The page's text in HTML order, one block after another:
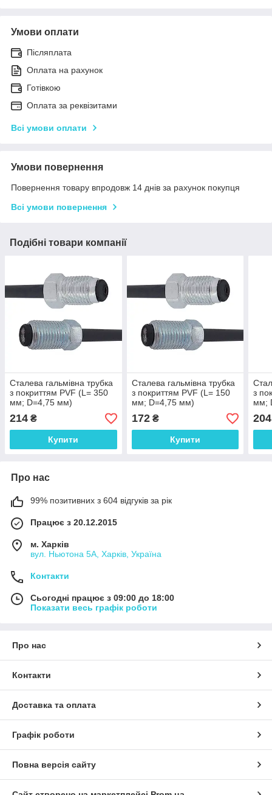
Умови оплати
Післяплата
Оплата на рахунок
Готівкою
Оплата за реквізитами
Всі умови оплати
Умови повернення
Повернення товару впродовж 14 днів за рахунок покупця
Всі умови повернення
Подібні товари компанії
Сталева гальмівна трубка
з покриттям PVF (L= 350
мм; D=4,75 мм)
універсальна з
наконечниками 105/116 -
WP354PVF
214 ₴
Купити
Сталева гальмівна трубка
з покриттям PVF (L= 150
мм; D=4,75 мм)
універсальна з
наконечниками 105/116 -
WP357PVF
172₴
Купити
з
мм;
204
Про нас
99% позитивних з 604 відгуків за рік
Працює з 20.12.2015
м. Харків
вул. Ньютона 5А, Харків, Україна
Контакти
Сьогодні працює з 09:00 до 18:00
Показати весь графік роботи
Про нас
Контакти
Доставка та оплата
Графік роботи
Повна версія сайту